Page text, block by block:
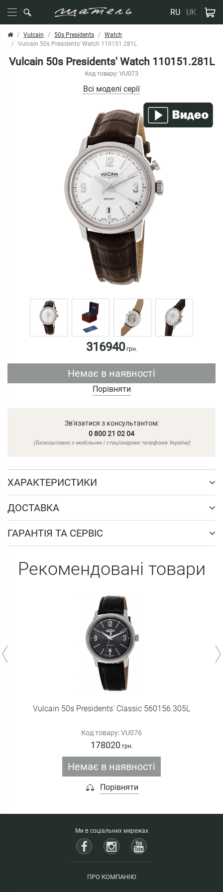
RU UK
Vulcain 50s Presidents
Watch
Vulcain 50s Presidents' Watch 110151.281L
Vulcain 50s Presidents' Watch 110151.281L
Код товару: VU073
Всі моделі серії
316940грн.
Немає в наявності
Порівняти
Зв'язатися з консультантом:
0 800 21 02 04
(Безкоштовно з мобільних і стаціонарних телефонів України)
ХАРАКТЕРИСТИКИ
ДОСТАВКА
ГАРАНТІЯ ТА СЕРВІС
Рекомендовані товари
Vulcain 50s Presidents' Classic 560156.305L
Код товару: VU076
178020 грн.
Немає в наявності
Порівняти
Ми в соціальних мережах
ПРО КОМПАНІЮ